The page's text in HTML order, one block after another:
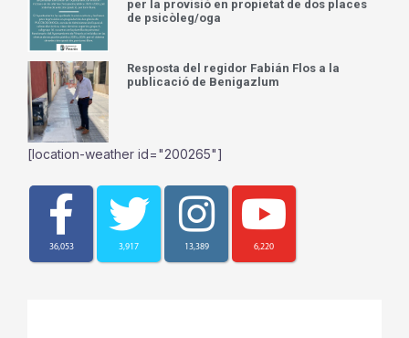
per la provisió en propietat de dos places
de psicòleg/oga
Resposta del regidor Fabián Flos a la
publicació de Benigazlum
[location-weather id="200265"]
36,053 3,917 13,389 6,220